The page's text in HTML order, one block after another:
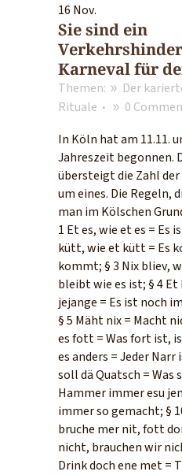
16 Nov.
Sie sind ein
Karneval für
Themen: Der
Rituale
0
In Köln hat am 11.11.
Jahreszeit begonnen.
übersteigt die Zahl
um eines. Die Regeln,
man im Kölschen
1 Et es, wie et es = Es
kütt, wie et kütt = Es
kommt; § 3 Nix bliev,
bleibt wie es ist; § 4
jejange = Es ist noch
§ 5 Mäht nix = Macht
es fott = Was fort ist,
es anders = Jeder Narr
soll dä Quatsch = Was
Hammer immer esu
immer so gemacht; §
bruche mer nit, fott
nicht, brauchen wir
Drink doch ene met =